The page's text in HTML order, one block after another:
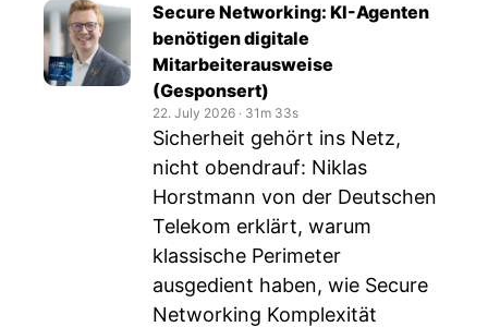
Secure Networking: KI-Agenten
benötigen digitale
Mitarbeiterausweise
(Gesponsert)
22. July 2026 ‧ 31m 33s
Sicherheit gehört ins Netz,
nicht obendrauf: Niklas
Horstmann von der Deutschen
Telekom erklärt, warum
klassische Perimeter
ausgedient haben, wie Secure
Networking Komplexität